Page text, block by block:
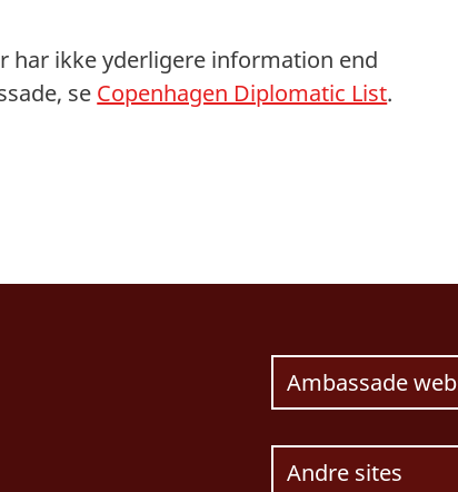
har ikke yderligere information end
se Copenhagen Diplomatic List.